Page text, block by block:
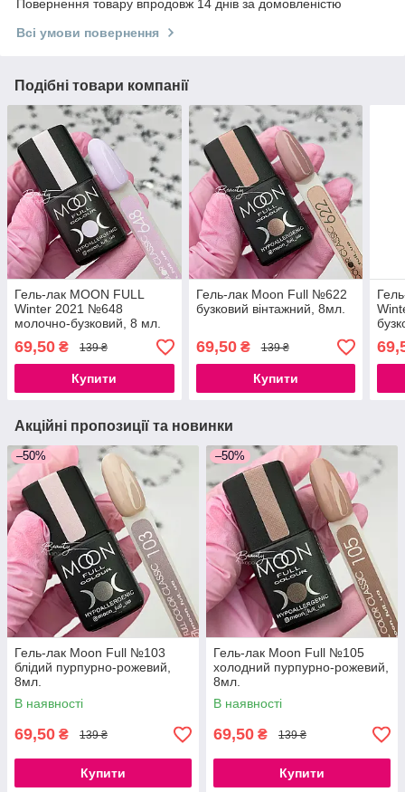
Повернення товару впродовж 14 днів за домовленістю
Всі умови повернення
Подібні товари компанії
Гель-лак MOON FULL
Winter 2021 №648
молочно-бузковий, 8 мл.
69,50 ₴ 139 ₴
Купити
Гель-лак Moon Full №622
бузковий вінтажний, 8мл.
69,50₴ 139 ₴
Купити
Акційні пропозиції та новинки
–50%
Гель-лак Moon Full №103
блідий пурпурно-рожевий,
8мл.
В наявності
69,50 ₴ 139 ₴
Купити
–50%
Гель-лак Moon Full №105
холодний пурпурно-рожевий,
8мл.
В наявності
69,50 ₴ 139 ₴
Купити